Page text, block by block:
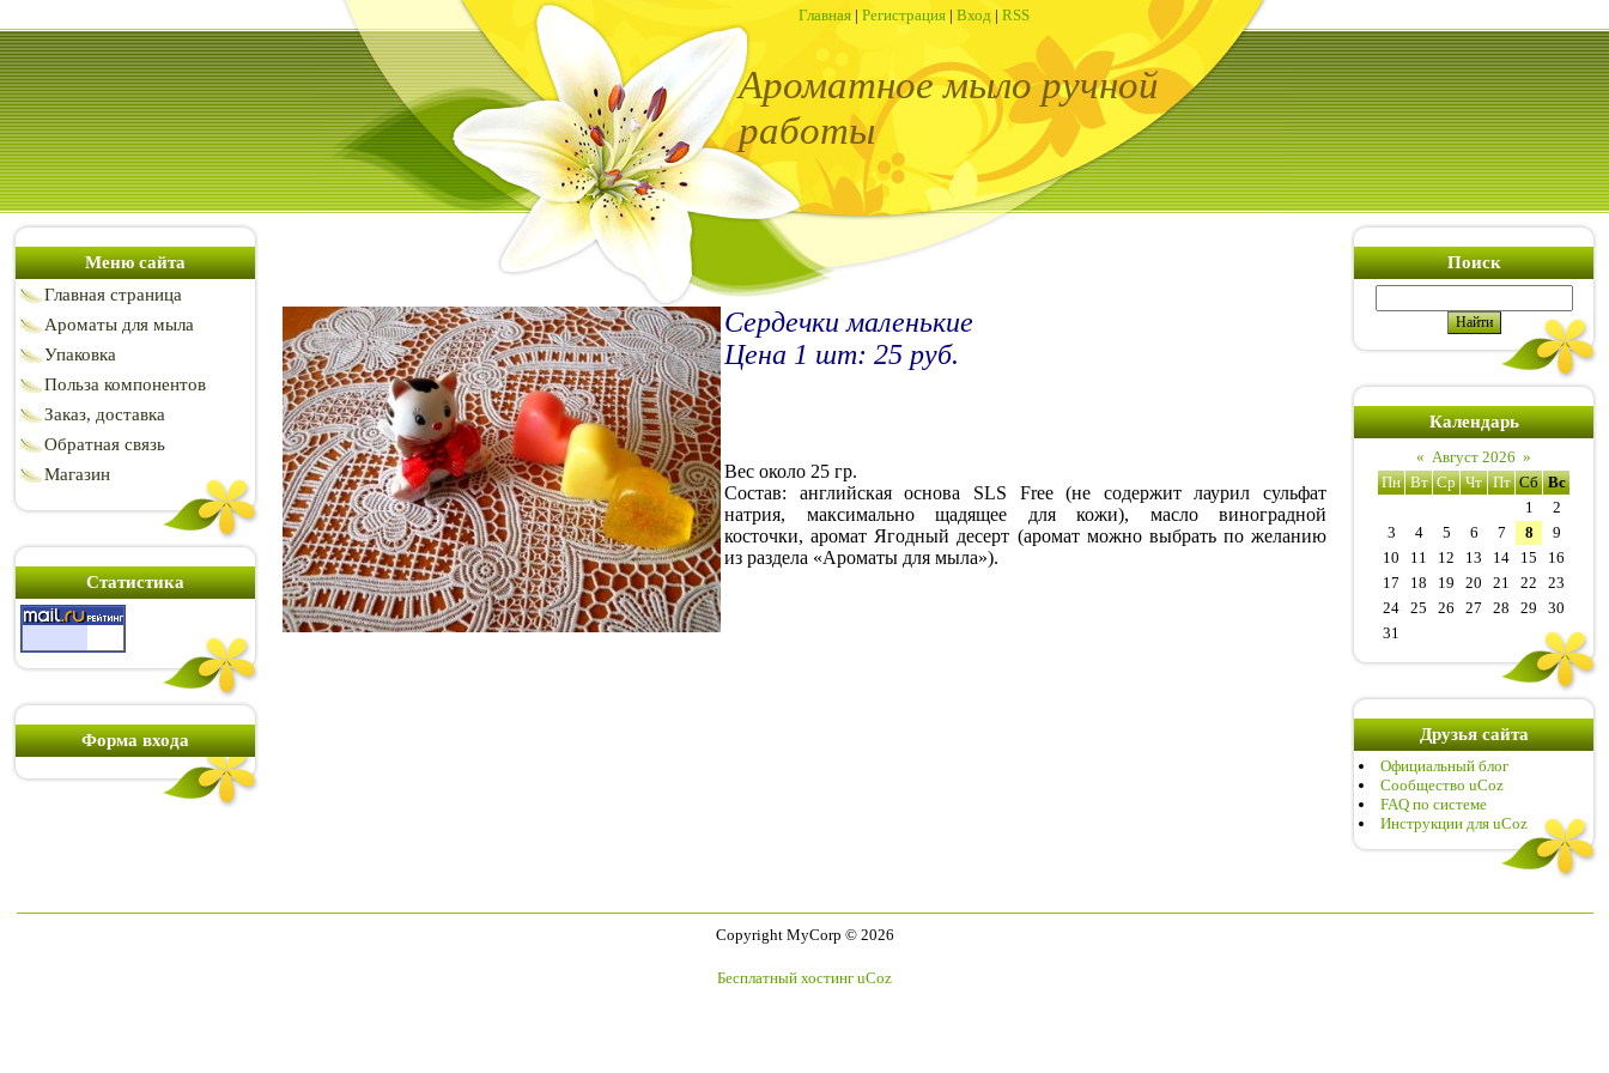
Главная | Регистрация | Вход | RSS
Ароматное мыло ручной
работы
Меню сайта
Главная страница
Ароматы для мыла
Упаковка
Польза компонентов
Заказ, доставка
Обратная связь
Магазин
Статистика
Форма входа
Сердечки маленькие
Цена 1 шт: 25 руб.
Вес около 25 гр.
Состав: английская основа SLS Free (не содержит лаурил сульфат
натрия, максимально щадящее для кожи), масло виноградной
косточки, аромат Ягодный десерт (аромат можно выбрать по желанию
из раздела «Ароматы для мыла»).
Поиск
Календарь
« Август 2026 »
Пн Вт Ср Чт Пт Сб Вс
1
2
3
4 5 6 7 8
9
10
11 12 13 14 15
16
17
18 19 20 21 22
23
24 25 26 27 28 29
30
31
Друзья сайта
Официальный блог
Сообщество uCoz
FAQ по системе
Инструкции для uCoz
Copyright MyCorp © 2026
Бесплатный хостинг uCoz